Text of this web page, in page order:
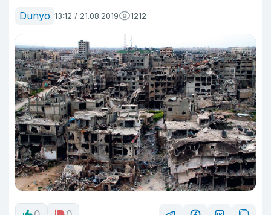
Dunyo 13:12 / 21.08.2019 1212